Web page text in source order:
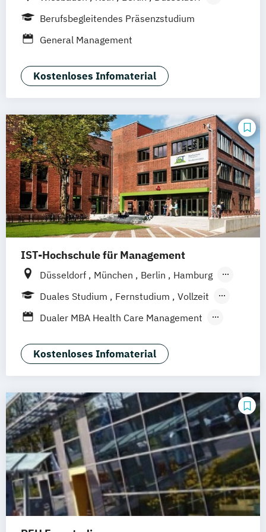
Frankfurt
Hamburg Idstein
München
Hannover Dortmund
Braunschweig
Berufsbegleitendes Präsenzstudium
General Management
Kostenloses Infomaterial
IST-Hochschule für Management
Düsseldorf München Berlin
Hamburg
Weil am Rhein
Frankfurt am Main
Essen
Duales Studium Fernstudium
Vollzeit
Berufsbegleitendes Präsenzstudium
Dualer MBA Health Care Management
Master of Business Administration (MBA)
Kostenloses Infomaterial